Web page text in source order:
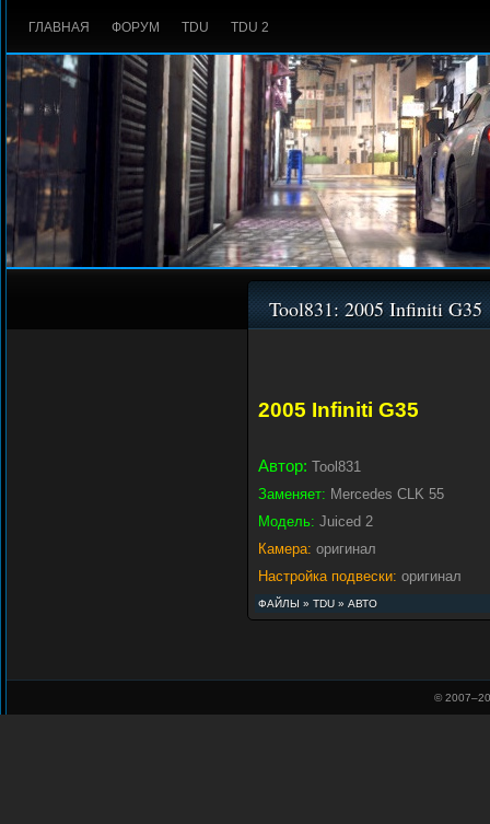
ГЛАВНАЯ ФОРУМ TDU TDU 2
Tool831: 2005 Infiniti G35
2005 Infiniti G35
Автор: Tool831
Заменяет: Mercedes CLK 55
Модель: Juiced 2
Камера: оригинал
Настройка подвески: оригинал
ФАЙЛЫ » TDU » АВТО
© 2007–